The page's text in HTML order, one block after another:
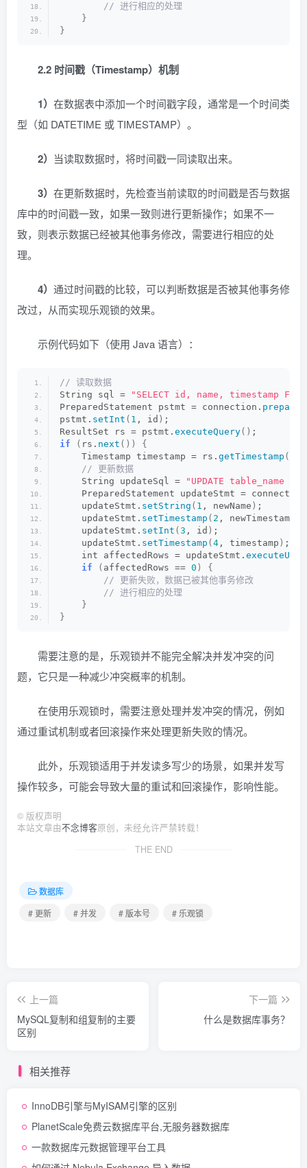
// 进行相应的处理
}
}
2.2 时间戳（Timestamp）机制
1） 在数据表中添加一个时间戳字段，通常是一个时间类
型（如 DATETIME 或 TIMESTAMP）。
2） 当读取数据时，将时间戳一同读取出来。
3） 在更新数据时，先检查当前读取的时间戳是否与数据
库中的时间戳一致，如果一致则进行更新操作；如果不一
致，则表示数据已经被其他事务修改，需要进行相应的处
理。
4） 通过时间戳的比较，可以判断数据是否被其他事务修
改过，从而实现乐观锁的效果。
示例代码如下（使用 Java 语言）：
// 读取数据
String sql =
"SELECT id, name, timestamp
PreparedStatement pstmt = connection.
pstmt. setInt ( 1 , id ) ;
ResultSet rs = pstmt. executeQuery() ;
if
( rs. next ())
{
    Timestamp timestamp = rs.
getTimestamp (
// 更新数据
    String updateSql =
"UPDATE table_name
PreparedStatement updateStmt =
    updateStmt.
setString ( 1 , newName ) ;
    updateStmt.
setTimestamp ( 2 , newTimestamp
    updateStmt.
setInt ( 3 , id ) ;
    updateStmt.
setTimestamp ( 4 , timestamp ) ;
    int affectedRows = updateStmt.
if
( affectedRows == 0 )
{
// 更新失败，数据已被其他事务修改
// 进行相应的处理
}
}
需要注意的是，乐观锁并不能完全解决并发冲突的问
题，它只是一种减少冲突概率的机制。
在使用乐观锁时，需要注意处理并发冲突的情况，例如
通过重试机制或者回滚操作来处理更新失败的情况。
此外，乐观锁适用于并发读多写少的场景，如果并发写
操作较多，可能会导致大量的重试和回滚操作，影响性能。
© 版权声明
本站文章由不念博客原创，未经允许严禁转载！
THE END
数据库
# 更新
# 并发 # 版本号 # 乐观锁
上一篇
MySQL复制和组复制的主要
区别
下一篇
什么是数据库事务？
相关推荐
InnoDB引擎与MyISAM引擎的区别
PlanetScale免费云数据库平台,无服务器数据库
一款数据库元数据管理平台工具